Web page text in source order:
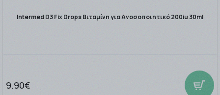
Intermed D3 Fix Drops Βιταμίνη για Ανοσοποιητικό 200iu 30ml
9.90€